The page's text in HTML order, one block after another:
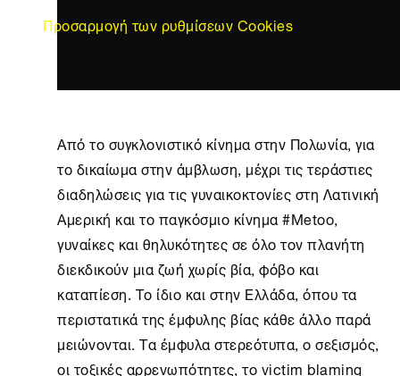
Προσαρμογή των ρυθμίσεων Cookies
Από το συγκλονιστικό κίνημα στην Πολωνία, για
το δικαίωμα στην άμβλωση, μέχρι τις τεράστιες
διαδηλώσεις για τις γυναικοκτονίες στη Λατινική
Αμερική και το παγκόσμιο κίνημα #Metoo,
γυναίκες και θηλυκότητες σε όλο τον πλανήτη
διεκδικούν μια ζωή χωρίς βία, φόβο και
καταπίεση. Το ίδιο και στην Ελλάδα, όπου τα
περιστατικά της έμφυλης βίας κάθε άλλο παρά
μειώνονται. Τα έμφυλα στερεότυπα, ο σεξισμός,
οι τοξικές αρρενωπότητες, το victim blaming